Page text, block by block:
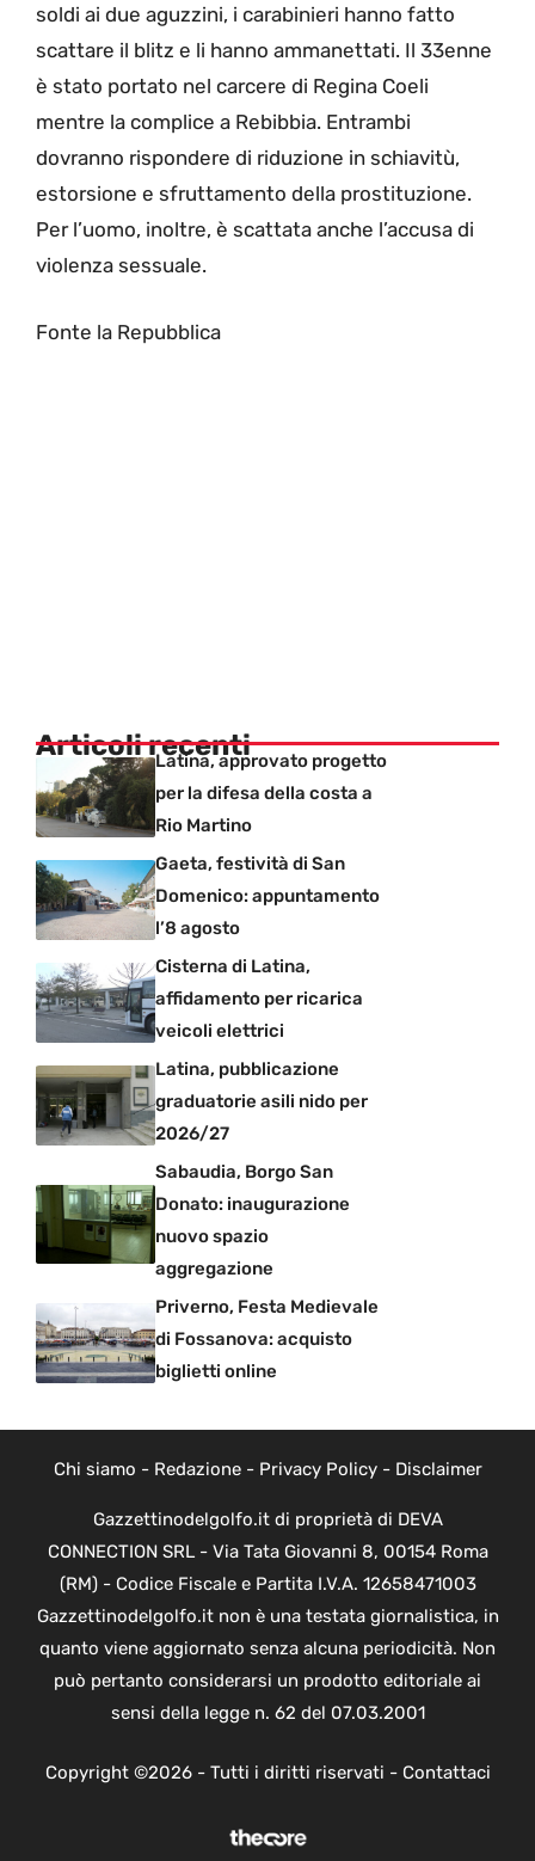
soldi ai due aguzzini, i carabinieri hanno fatto
scattare il blitz e li hanno ammanettati. Il 33enne
è stato portato nel carcere di Regina Coeli
mentre la complice a Rebibbia. Entrambi
dovranno rispondere di riduzione in schiavitù,
estorsione e sfruttamento della prostituzione.
Per l’uomo, inoltre, è scattata anche l’accusa di
violenza sessuale.
Fonte la Repubblica
Articoli recentiLatina, approvato progetto
per la difesa della costa a
Rio Martino
Gaeta, festività di San
Domenico: appuntamento
l’8 agosto
Cisterna di Latina,
affidamento per ricarica
veicoli elettrici
Latina, pubblicazione
graduatorie asili nido per
2026/27
Sabaudia, Borgo San
Donato: inaugurazione
nuovo spazio
aggregazione
Priverno, Festa Medievale
di Fossanova: acquisto
biglietti online
Chi siamo - Redazione- Privacy Policy- Disclaimer
Gazzettinodelgolfo.it di proprietà di DEVA
CONNECTION SRL - Via Tata Giovanni 8, 00154 Roma
(RM) - Codice Fiscale e Partita I.V.A. 12658471003
Gazzettinodelgolfo.it non è una testata giornalistica, in
quanto viene aggiornato senza alcuna periodicità. Non
può pertanto considerarsi un prodotto editoriale ai
sensi della legge n. 62 del 07.03.2001
Copyright ©2026 - Tutti i diritti riservati - Contattaci